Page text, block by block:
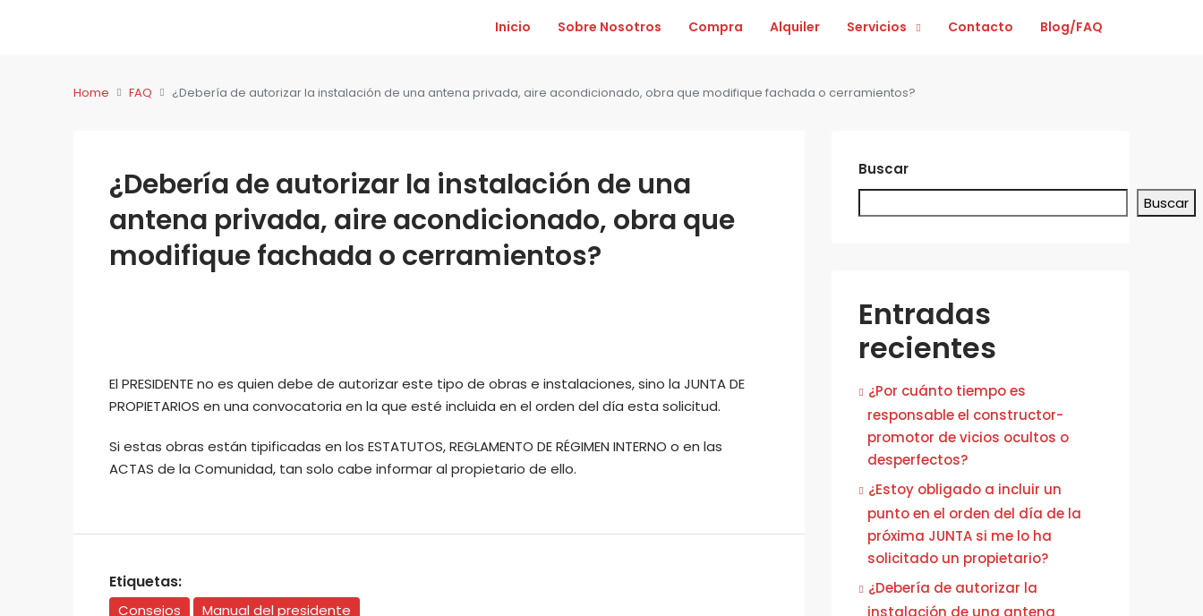
Inicio Sobre Nosotros Compra Alquiler Servicios Contacto Blog/FAQ
Home FAQ ¿Debería de autorizar la instalación de una antena privada, aire acondicionado, obra que modifique fachada o cerramientos?
¿Debería de autorizar la instalación de una
antena privada, aire acondicionado, obra que
modifique fachada o cerramientos?
El PRESIDENTE no es quien debe de autorizar este tipo de obras e instalaciones, sino la JUNTA DE
PROPIETARIOS en una convocatoria en la que esté incluida en el orden del día esta solicitud.
Si estas obras están tipificadas en los ESTATUTOS, REGLAMENTO DE RÉGIMEN INTERNO o en las
ACTAS de la Comunidad, tan solo cabe informar al propietario de ello.
Etiquetas:
Consejos Manual del presidente
Buscar
Buscar
Entradas
recientes
¿Por cuánto tiempo es
responsable el constructor-
promotor de vicios ocultos o
desperfectos?
¿Estoy obligado a incluir un
punto en el orden del día de la
próxima JUNTA si me lo ha
solicitado un propietario?
¿Debería de autorizar la
instalación de una antena